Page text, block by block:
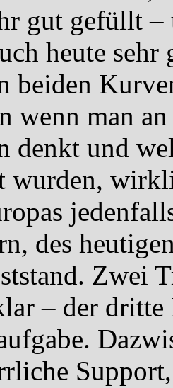
gut gefüllt –
heute
beiden
wenn man
denkt und
wurden,
des
Zwei
– der